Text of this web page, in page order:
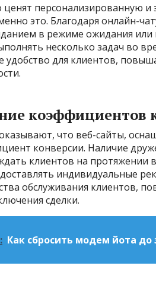
ценят персонализированную
это. Благодаря онлайн-
в режиме ожидания
несколько задач во
удобство для клиентов,
коэффициентов
что веб-сайты,
конверсии. Наличие
клиентов на протяжении
индивидуальные
обслуживания клиентов,
сделки.
Как сбросить модем йота до